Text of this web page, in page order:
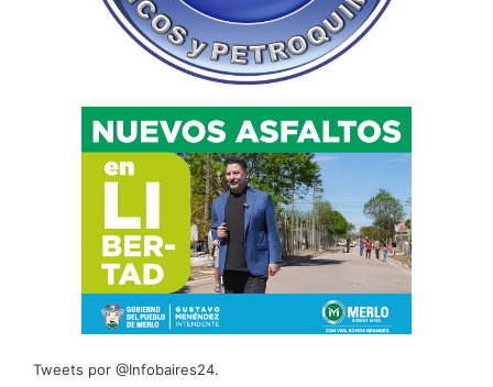
Tweets por @Infobaires24.